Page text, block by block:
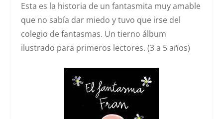
Esta es la historia de un fantasmita muy amable
que no sabía dar miedo y tuvo que irse del
colegio de fantasmas. Un tierno álbum
ilustrado para primeros lectores. (3 a 5 años)